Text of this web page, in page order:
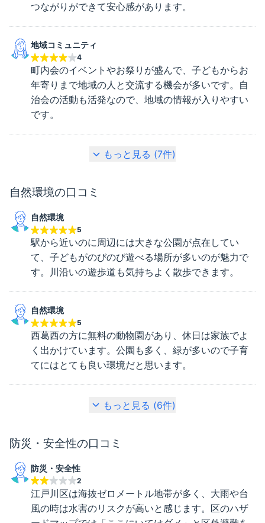
つながりができて安心感があります。
地域コミュニティ
4
町内会のイベントやお祭りが盛んで、子どもからお
年寄りまで地域の人と交流する機会が多いです。自
治会の活動も活発なので、地域の情報が入りやすい
です。
もっと見る (7件)
自然環境の口コミ
自然環境
5
駅から近いのに周辺には大きな公園が点在してい
て、子どもがのびのび遊べる場所が多いのが魅力で
す。川沿いの遊歩道も気持ちよく散歩できます。
自然環境
5
西葛西の方に無料の動物園があり、休日は家族でよ
く出かけています。公園も多く、緑が多いので子育
てにはとても良い環境だと思います。
もっと見る (6件)
防災・安全性の口コミ
防災・安全性
2
江戸川区は海抜ゼロメートル地帯が多く、大雨や台
風の時は水害のリスクが高いと感じます。区のハザ